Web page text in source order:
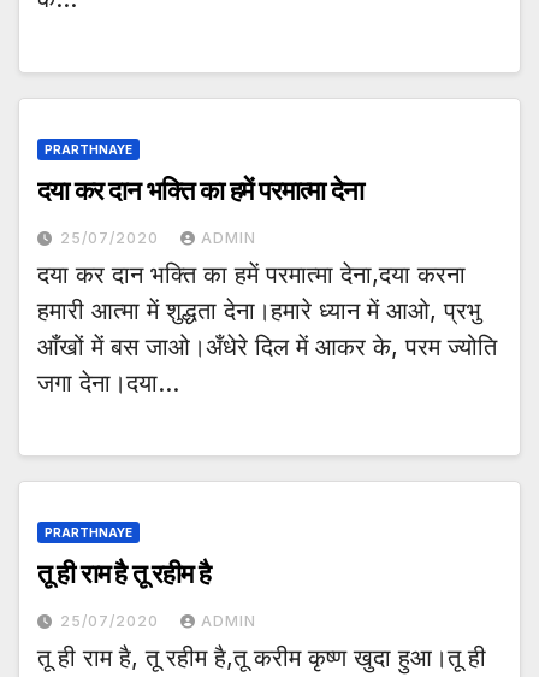
PRARTHNAYE
दया कर दान भक्ति का हमें परमात्मा देना
25/07/2020 ADMIN
दया कर दान भक्ति का हमें परमात्मा देना,दया करना
हमारी आत्मा में शुद्धता देना।हमारे ध्यान में आओ, प्रभु
आँखों में बस जाओ।अँधेरे दिल में आकर के, परम ज्योति
जगा देना।दया…
PRARTHNAYE
तू ही राम है तू रहीम है
25/07/2020 ADMIN
तू ही राम है, तू रहीम है,तू करीम कृष्ण खुदा हुआ।तू ही